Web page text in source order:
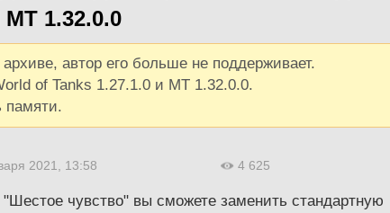
МТ 1.32.0.0
автор его больше не поддерживает.
of Tanks 1.27.1.0 и МТ 1.32.0.0.
памяти.
2021, 13:58 4 625
чувство" вы сможете заменить стандартную